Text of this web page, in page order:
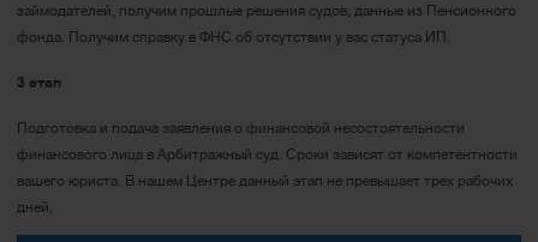
займодателей, получим прошлые решения судов, данные из Пенсионного
фонда. Получим справку в ФНС об отсутствии у вас статуса ИП.
3 этап
Подготовка и подача заявления о финансовой несостоятельности
финансового лица в Арбитражный суд. Сроки зависят от компетентности
вашего юриста. В нашем Центре данный этап не превышает трех рабочих
дней.